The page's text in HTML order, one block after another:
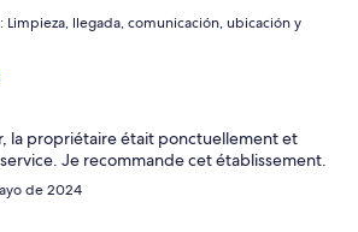
Limpieza, llegada, comunicación, ubicación y
la propriétaire était ponctuellement et
Je recommande cet établissement.
de 2024